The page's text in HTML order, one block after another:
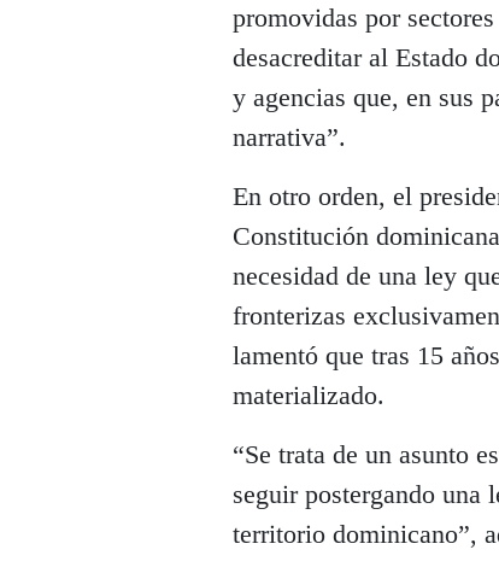
promovidas por
desacreditar al Estado
y agencias que, en sus
narrativa”.
En otro orden, el
Constitución
necesidad de una ley
fronterizas
lamentó que tras 15
materializado.
“Se trata de un asunto
seguir postergando una
territorio dominicano”,